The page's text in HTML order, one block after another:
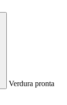
Verdura pronta